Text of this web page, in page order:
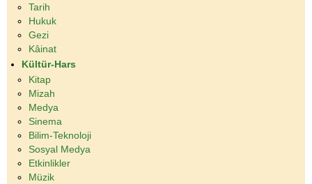
Tarih
Hukuk
Gezi
Kâinat
Kültür-Hars
Kitap
Mizah
Medya
Sinema
Bilim-Teknoloji
Sosyal Medya
Etkinlikler
Müzik